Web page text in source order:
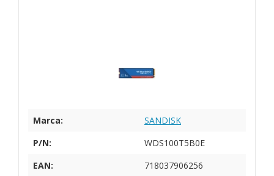
Marca:
SANDISK
P/N:
WDS100T5B0E
EAN:
718037906256